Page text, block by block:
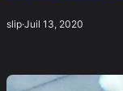
slip·Juil 13, 2020